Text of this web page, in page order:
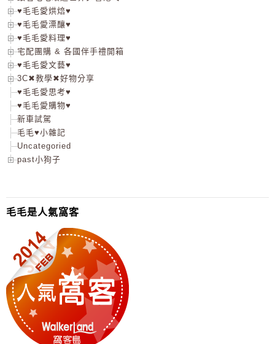
♥毛毛愛烘焙♥
♥毛毛愛漂釀♥
♥毛毛愛料理♥
宅配團購 & 各國伴手禮開箱
♥毛毛愛文藝♥
3C✖教學✖好物分享
♥毛毛愛思考♥
♥毛毛愛購物♥
新車試駕
毛毛♥小雜記
Uncategoried
past小狗子
毛毛是人氣窩客